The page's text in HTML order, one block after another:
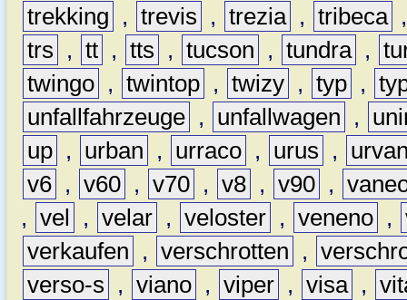
trekking
, trevis , trezia , tribeca
trs
, tt , tts , tucson , tundra ,
twingo , twintop , twizy , typ ,
unfallfahrzeuge , unfallwagen ,
up , urban , urraco , urus ,
v6 , v60 , v70 , v8 , v90 ,
, vel , velar , veloster , veneno ,
verkaufen
, verschrotten ,
verso-s
, viano , viper , visa ,